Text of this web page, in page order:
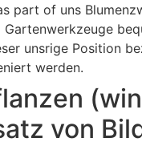
part of uns
unsrige Position
werden.
von